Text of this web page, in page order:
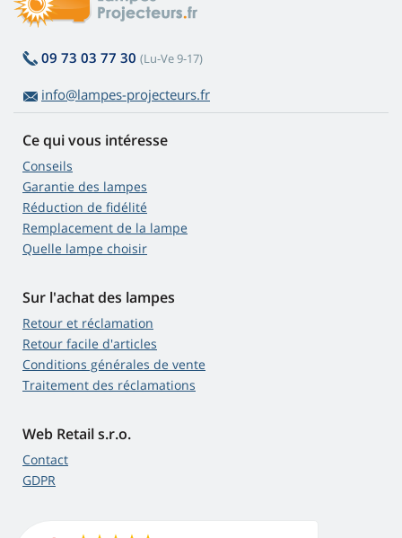
09 73 03 77 30 (Lu-Ve 9-17)
info@lampes-projecteurs.fr
Ce qui vous intéresse
Conseils
Garantie des lampes
Réduction de fidélité
Remplacement de la lampe
Quelle lampe choisir
Sur l'achat des lampes
Retour et réclamation
Retour facile d'articles
Conditions générales de vente
Traitement des réclamations
Web Retail s.r.o.
Contact
GDPR